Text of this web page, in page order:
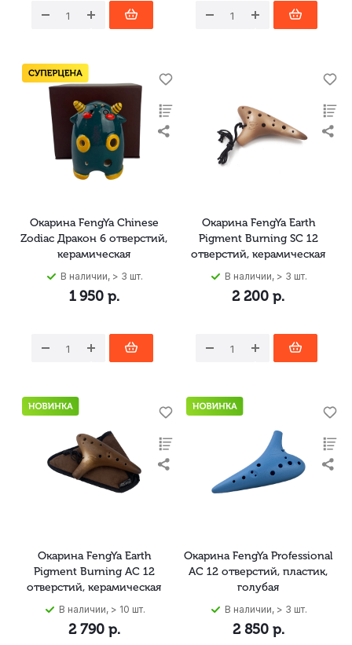
Окарина FengYa Chinese
Zodiac Дракон 6 отверстий,
керамическая
В наличии, > 3 шт.
1 950р.
Окарина FengYa Earth
Pigment Burning SC 12
отверстий, керамическая
В наличии, > 3 шт.
2 200 р.
Окарина FengYa Earth
Pigment Burning AC 12
отверстий, керамическая
В наличии, > 10 шт.
2 790р.
Окарина FengYa Professional
AC 12 отверстий, пластик,
голубая
В наличии, > 3 шт.
2 850р.